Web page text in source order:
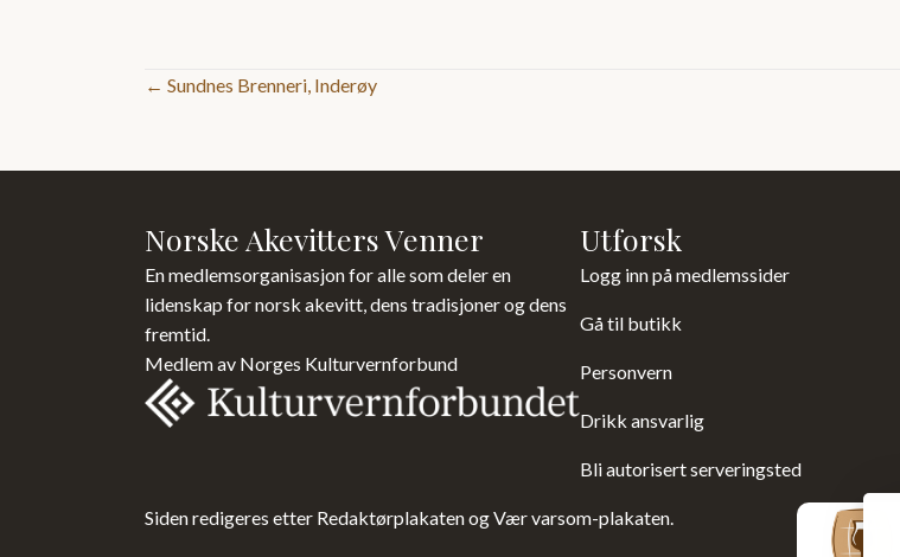
Posts
navigation
← Sundnes Brenneri, Inderøy
Norske Akevitters Venner
En medlemsorganisasjon for alle som deler en
lidenskap for norsk akevitt, dens tradisjoner og dens
fremtid.
Medlem av Norges Kulturvernforbund
Utforsk
Logg inn på medlemssider
Gå til butikk
Personvern
Drikk ansvarlig
Bli autorisert serveringsted
Siden redigeres etter Redaktørplakaten og Vær varsom-plakaten.